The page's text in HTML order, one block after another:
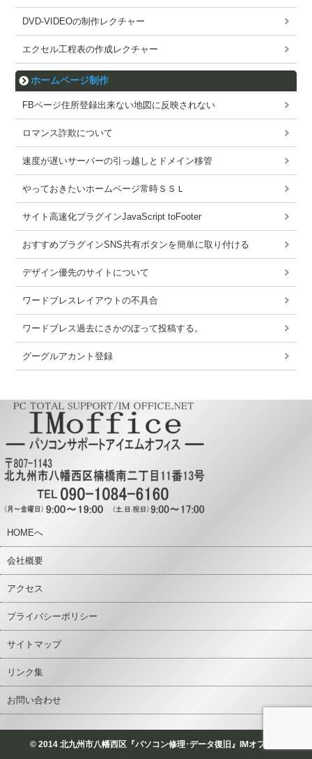
DVD-VIDEOの制作レクチャー
エクセル工程表の作成レクチャー
ホームページ制作
FBページ住所登録出来ない地図に反映されない
ロマンス詐欺について
速度が遅いサーバーの引っ越しとドメイン移管
やっておきたいホームページ常時ＳＳＬ
サイト高速化プラグインJavaScript toFooter
おすすめプラグインSNS共有ボタンを簡単に取り付ける
デザイン優先のサイトについて
ワードブレスレイアウトの不具合
ワードブレス過去にさかのぼって投稿する。
グーグルアカント登録
HOMEへ
会社概要
アクセス
プライバシーポリシー
サイトマップ
リンク集
お問い合わせ
© 2014 北九州市八幡西区『パソコン修理･データ復旧』IMオフィス